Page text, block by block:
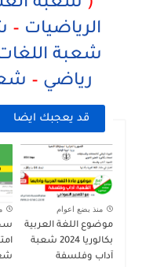
( شعبة
الرياضيات –
شعبة اللغات
رياضي –
قد يعجبك ايضا
منذ بضع اعوام
موضوع اللغة العربية
بكالوريا 2024 شعبة
آداب وفلسفة